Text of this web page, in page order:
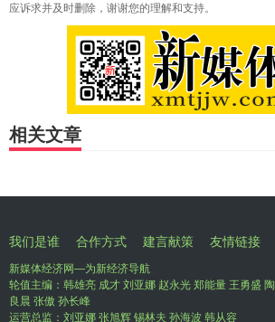
应诉求并及时删除，谢谢您的理解和支持。
相关文章
我们是谁 合作方式 建言献策 友情链接
新媒体经济网—为新经济导航
轮值主编：韩雄亮 成才 刘亚娜 赵永光 郑能量 王勇盛
良晨 张傲 孙长峰
运营总监：刘亚娜 张旭辉 锡林夫 孙海波 韩从容